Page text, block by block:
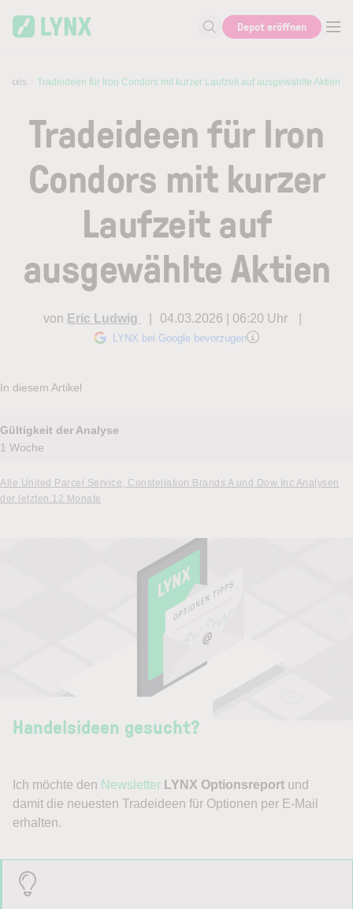
Suche nach Aktie, Autor...
Depot eröffnen
Tradeideen für Iron Condors mit kurzer Laufzeit auf ausgewählte Aktien
Tradeideen für Iron
Condors mit kurzer
Laufzeit auf
ausgewählte Aktien
von Eric Ludwig 04.03.2026 | 06:20 Uhr
LYNX bei Google bevorzugen
In diesem Artikel
Gültigkeit der Analyse
1 Woche
Alle United Parcel Service, Constellation Brands A und Dow Inc Analysen
der letzten 12 Monate
Handelsideen gesucht?
Ich möchte den Newsletter LYNX Optionsreport und
damit die neuesten Tradeideen für Optionen per E-Mail
erhalten.